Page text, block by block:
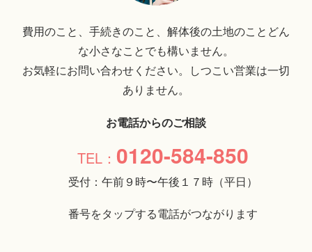
費用のこと、手続きのこと、解体後の土地のことどん
な小さなことでも構いません。
お気軽にお問い合わせください。しつこい営業は一切
ありません。
お電話からのご相談
0120-584-850
受付：午前９時〜午後１７時（平日）
番号をタップする電話がつながります